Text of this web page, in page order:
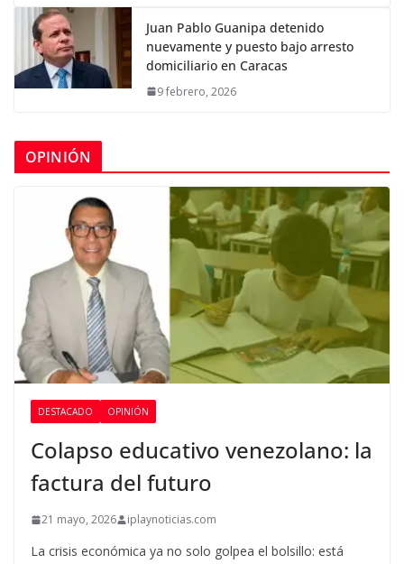
Juan Pablo Guanipa detenido
nuevamente y puesto bajo arresto
domiciliario en Caracas
9 febrero, 2026
OPINIÓN
DESTACADO OPINIÓN
Colapso educativo venezolano: la
factura del futuro
21 mayo, 2026 iplaynoticias.com
La crisis económica ya no solo golpea el bolsillo: está